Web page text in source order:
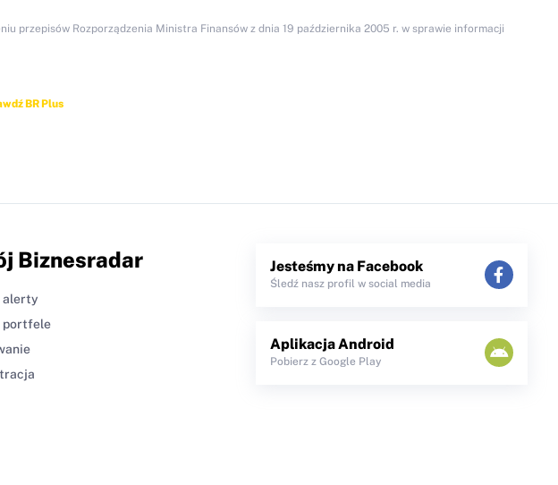
przepisów Rozporządzenia Ministra Finansów z dnia 19 października 2005 r. w sprawie informacji
BR Plus
Biznesradar
alerty
portfele
Jesteśmy na Facebook
Śledź nasz profil w social media
Aplikacja Android
Pobierz z Google Play